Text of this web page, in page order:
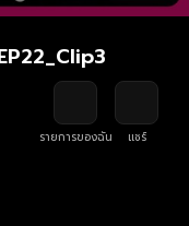
รายการของฉัน
แชร์